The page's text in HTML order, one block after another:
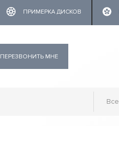
ПРИМЕРКА ДИСКОВ
ПЕРЕЗВОНИТЬ МНЕ